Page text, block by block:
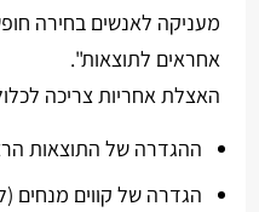
מעניקה לאנשים בחירה
אחראים לתוצאות".
האצלת אחריות צריכה
ההגדרה של התוצאות
הגדרה של קווים מנחים